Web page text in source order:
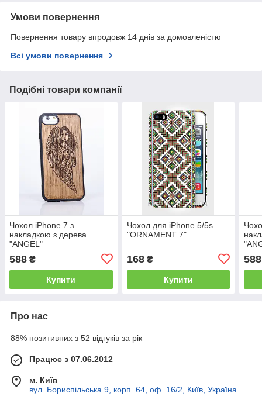
Умови повернення
Повернення товару впродовж 14 днів за домовленістю
Всі умови повернення
Подібні товари компанії
Чохол iPhone 7 з
накладкою з дерева
"ANGEL"
588 ₴
Купити
Чохол для iPhone 5/5s
"ORNAMENT 7"
168₴
Купити
588
Про нас
88% позитивних з 52 відгуків за рік
Працює з 07.06.2012
м. Київ
вул. Бориспільська 9, корп. 64, оф. 16/2, Київ, Україна